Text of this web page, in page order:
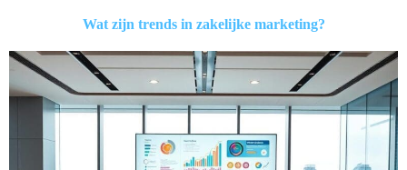
Wat zijn trends in zakelijke marketing?